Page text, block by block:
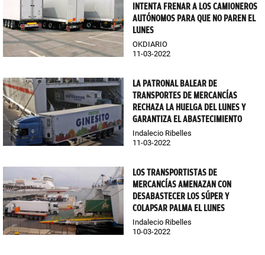
INTENTA FRENAR A LOS CAMIONEROS
AUTÓNOMOS PARA QUE NO PAREN EL
LUNES
OKDIARIO
11-03-2022
LA PATRONAL BALEAR DE
TRANSPORTES DE MERCANCÍAS
RECHAZA LA HUELGA DEL LUNES Y
GARANTIZA EL ABASTECIMIENTO
Indalecio Ribelles
11-03-2022
LOS TRANSPORTISTAS DE
MERCANCÍAS AMENAZAN CON
DESABASTECER LOS SÚPER Y
COLAPSAR PALMA EL LUNES
Indalecio Ribelles
10-03-2022